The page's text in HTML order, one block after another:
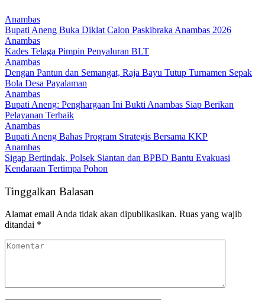
Anambas
Bupati Aneng Buka Diklat Calon Paskibraka Anambas 2026
Anambas
Kades Telaga Pimpin Penyaluran BLT
Anambas
Dengan Pantun dan Semangat, Raja Bayu Tutup Turnamen Sepak
Bola Desa Payalaman
Anambas
Bupati Aneng: Penghargaan Ini Bukti Anambas Siap Berikan
Pelayanan Terbaik
Anambas
Bupati Aneng Bahas Program Strategis Bersama KKP
Anambas
Sigap Bertindak, Polsek Siantan dan BPBD Bantu Evakuasi
Kendaraan Tertimpa Pohon
Tinggalkan Balasan
Alamat email Anda tidak akan dipublikasikan. Ruas yang wajib
ditandai *